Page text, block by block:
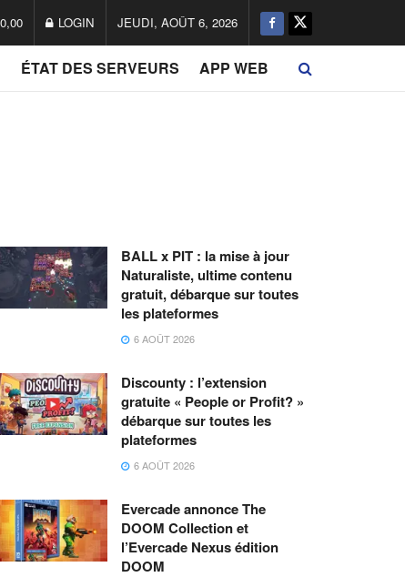
0,00 LOGIN JEUDI, AOÛT 6, 2026
ÉTAT DES SERVEURS APP WEB
BALL x PIT : la mise à jour
Naturaliste, ultime contenu
gratuit, débarque sur toutes
les plateformes
6 AOÛT 2026
Discounty : l’extension
gratuite « People or Profit? »
débarque sur toutes les
plateformes
6 AOÛT 2026
Evercade annonce The
DOOM Collection et
l’Evercade Nexus édition
DOOM